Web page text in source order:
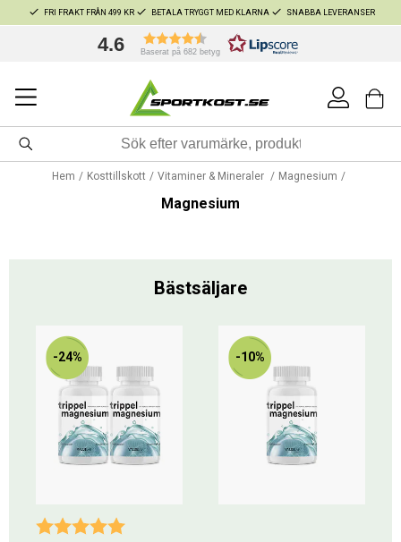
FRI FRAKT FRÅN 499 KR BETALA TRYGGT MED KLARNA SNABBA LEVERANSER
4.6 Baserat på 682 betyg
Hem Kosttillskott Vitaminer & Mineraler Magnesium
Magnesium
Bästsäljare
stjärnor
-24%
Betyg:
-10%